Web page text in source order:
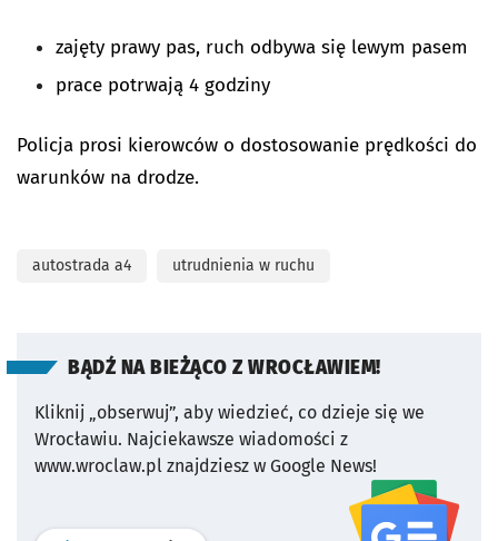
zajęty prawy pas, ruch odbywa się lewym pasem
prace potrwają 4 godziny
Policja prosi kierowców o dostosowanie prędkości do
warunków na drodze.
autostrada a4 utrudnienia w ruchu
BĄDŹ NA BIEŻĄCO Z WROCŁAWIEM!
Kliknij „obserwuj”, aby wiedzieć, co dzieje się we
Wrocławiu. Najciekawsze wiadomości z
www.wroclaw.pl znajdziesz w Google News!